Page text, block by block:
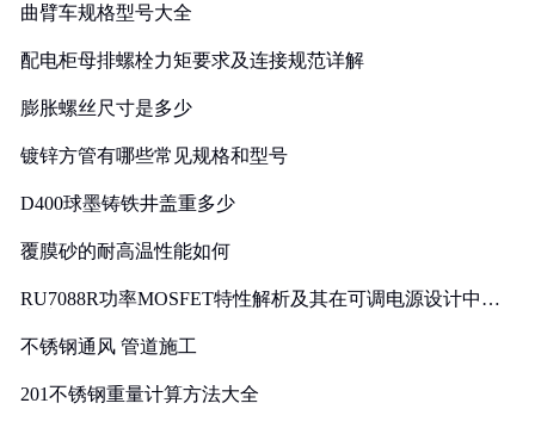
曲臂车规格型号大全
配电柜母排螺栓力矩要求及连接规范详解
膨胀螺丝尺寸是多少
镀锌方管有哪些常见规格和型号
D400球墨铸铁井盖重多少
覆膜砂的耐高温性能如何
RU7088R功率MOSFET特性解析及其在可调电源设计中的
不锈钢通风 管道施工
201不锈钢重量计算方法大全